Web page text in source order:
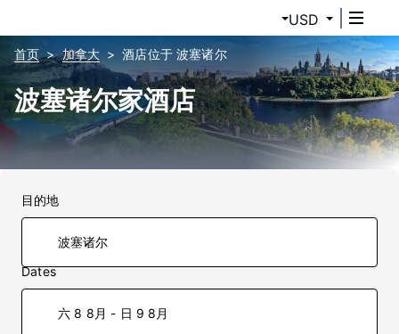
USD
首页 加拿大 酒店位于 波塞诸尔
波塞诸尔家酒店
目的地
Dates
六 8 8月 - 日 9 8月